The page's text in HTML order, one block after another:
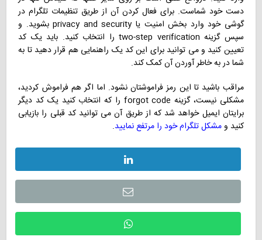
دست خود شماست. برای فعال کردن آن از طریق تنظیمات تلگرام در
گوشی خود وارد بخش امنیت یا privacy and security بشوید. و
سپس گزینه two-step verification را انتخاب کنید. باید یک کد
تعیین کنید و می توانید برای این کد یک راهنمایی هم قرار دهید تا به
شما در به خاطر آوردن آن کمک کند.
مراقب باشید تا این رمز فراموشتان نشود. اما اگر هم فراموش کردید،
مشکلی نیست، گزینه forgot code را که انتخاب کنید یک کد دیگر
برایتان ایمیل خواهد شد که از طریق آن می توانید کد قبلی را بازیابی
کنید ومشکل تلگرام خود را مرتفع نمایید.